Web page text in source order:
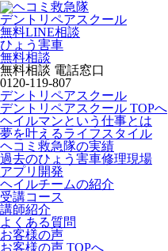
デントリペアスクール
無料LINE相談
ひょう害車
無料相談
無料相談 電話窓口
0120-119-807
デントリペアスクール
デントリペアスクール TOPへ
ヘイルマンという仕事とは
夢を叶えるライフスタイル
ヘコミ救急隊の実績
過去のひょう害車修理現場
アプリ開発
ヘイルチームの紹介
受講コース
講師紹介
よくある質問
お客様の声
お客様の声 TOPへ